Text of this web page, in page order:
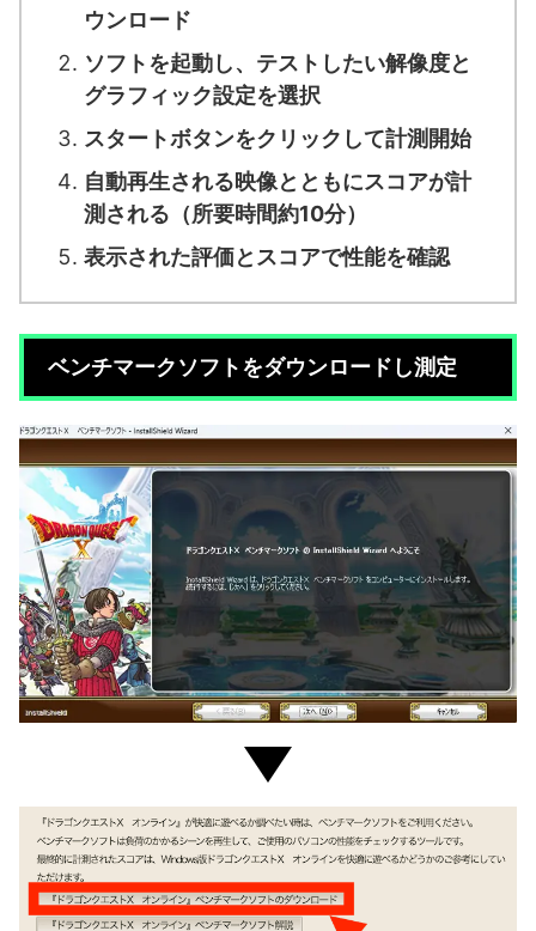
ウンロード
ソフトを起動し、テストしたい解像度と
グラフィック設定を選択
スタートボタンをクリックして計測開始
自動再生される映像とともにスコアが計
測される（所要時間約10分）
表示された評価とスコアで性能を確認
ベンチマークソフトをダウンロードし測定